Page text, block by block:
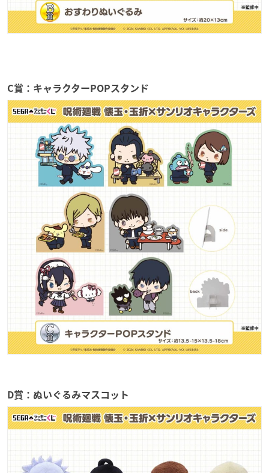
C賞：キャラクターPOPスタンド
D賞：ぬいぐるみマスコット